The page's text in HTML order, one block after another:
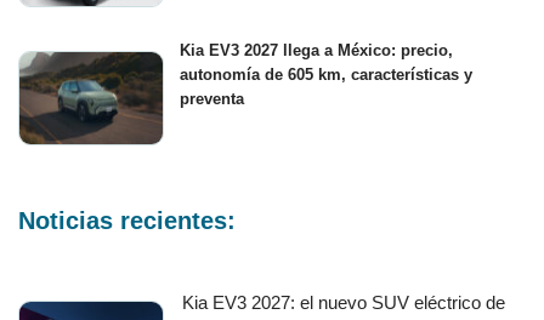
Kia EV3 2027 llega a México: precio,
autonomía de 605 km, características y
preventa
Noticias recientes:
Kia EV3 2027: el nuevo SUV eléctrico de